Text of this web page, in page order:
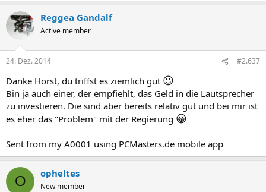
Reggea Gandalf
Active member
24. Dez. 2014 #2.637
Danke Horst, du triffst es ziemlich gut 😉
Bin ja auch einer, der empfiehlt, das Geld in die Lautsprecher
zu investieren. Die sind aber bereits relativ gut und bei mir ist
es eher das "Problem" mit der Regierung 😀
Sent from my A0001 using PCMasters.de mobile app
O opheltes
New member